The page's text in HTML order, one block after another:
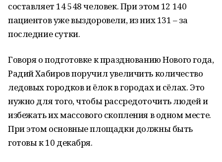
составляет 14 548 человек. При этом 12 140
пациентов уже выздоровели, из них 131 – за
последние сутки.
Говоря о подготовке к празднованию Нового года,
Радий Хабиров поручил увеличить количество
ледовых городков и ёлок в городах и сёлах. Это
нужно для того, чтобы рассредоточить людей и
избежать их массового скопления в одном месте.
При этом основные площадки должны быть
готовы к 10 декабря.